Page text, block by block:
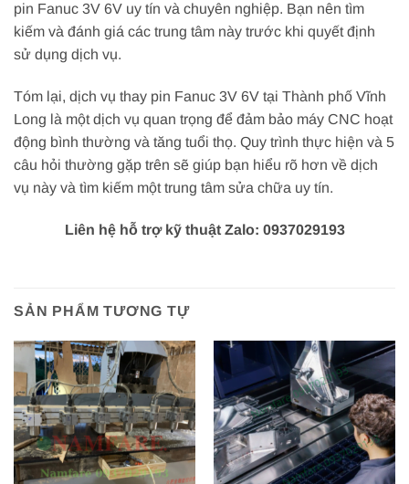
pin Fanuc 3V 6V uy tín và chuyên nghiệp. Bạn nên tìm
kiếm và đánh giá các trung tâm này trước khi quyết định
sử dụng dịch vụ.
Tóm lại, dịch vụ thay pin Fanuc 3V 6V tại Thành phố Vĩnh
Long là một dịch vụ quan trọng để đảm bảo máy CNC hoạt
động bình thường và tăng tuổi thọ. Quy trình thực hiện và 5
câu hỏi thường gặp trên sẽ giúp bạn hiểu rõ hơn về dịch
vụ này và tìm kiếm một trung tâm sửa chữa uy tín.
Liên hệ hỗ trợ kỹ thuật Zalo: 0937029193
SẢN PHẨM TƯƠNG TỰ